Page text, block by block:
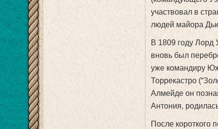
участвовал в
людей майора
В 1809 году Лорд
вновь был
уже командиру
Торрекастро
Алмейде он
Антония,
После короткого